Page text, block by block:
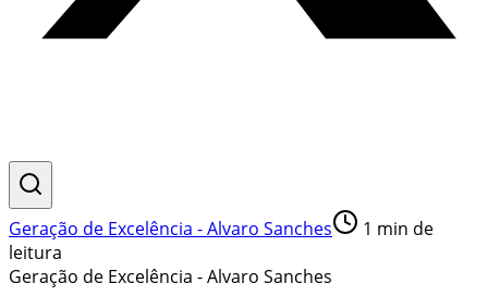
Geração de Excelência - Alvaro Sanches 1 min de
leitura
Geração de Excelência - Alvaro Sanches